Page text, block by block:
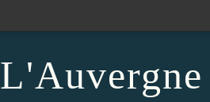
L'Auvergne